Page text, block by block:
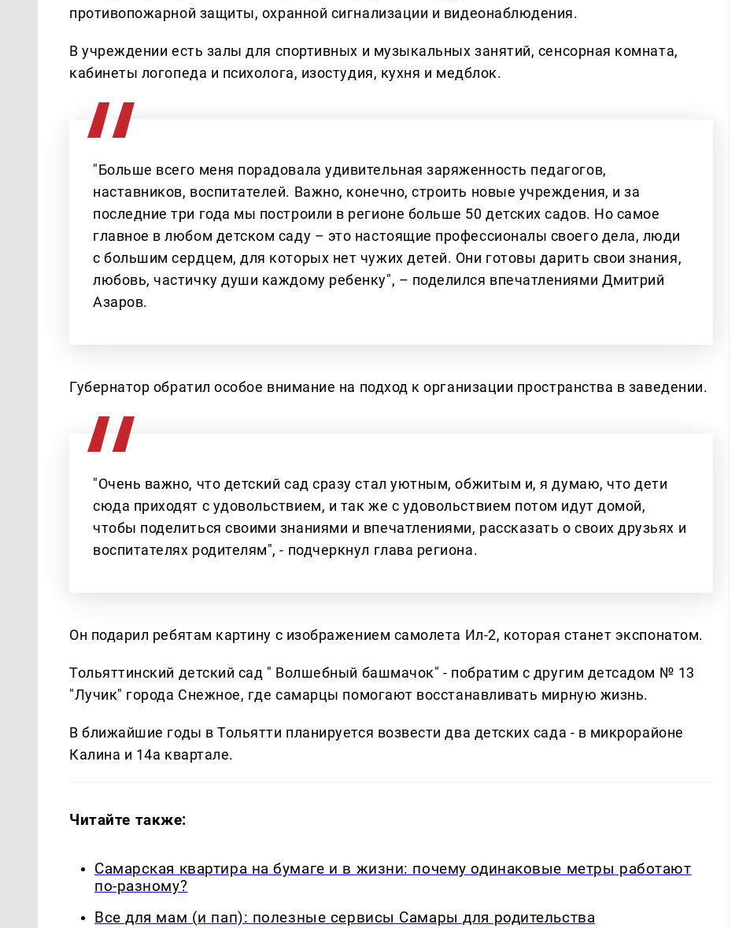
противопожарной защиты, охранной сигнализации и видеонаблюдения.
В учреждении есть залы для спортивных и музыкальных занятий, сенсорная комната,
кабинеты логопеда и психолога, изостудия, кухня и медблок.
"Больше всего меня порадовала удивительная заряженность педагогов,
наставников, воспитателей. Важно, конечно, строить новые учреждения, и за
последние три года мы построили в регионе больше 50 детских садов. Но самое
главное в любом детском саду – это настоящие профессионалы своего дела, люди
с большим сердцем, для которых нет чужих детей. Они готовы дарить свои знания,
любовь, частичку души каждому ребенку", – поделился впечатлениями Дмитрий
Азаров.
Губернатор обратил особое внимание на подход к организации пространства в заведении.
"Очень важно, что детский сад сразу стал уютным, обжитым и, я думаю, что дети
сюда приходят с удовольствием, и так же с удовольствием потом идут домой,
чтобы поделиться своими знаниями и впечатлениями, рассказать о своих друзьях и
воспитателях родителям", - подчеркнул глава региона.
Он подарил ребятам картину с изображением самолета Ил-2, которая станет экспонатом.
Тольяттинский детский сад " Волшебный башмачок" - побратим с другим детсадом № 13
"Лучик" города Снежное, где самарцы помогают восстанавливать мирную жизнь.
В ближайшие годы в Тольятти планируется возвести два детских сада - в микрорайоне
Калина и 14а квартале.
Читайте также:
Самарская квартира на бумаге и в жизни: почему одинаковые метры работают
по-разному?
Все для мам (и пап): полезные сервисы Самары для родительства